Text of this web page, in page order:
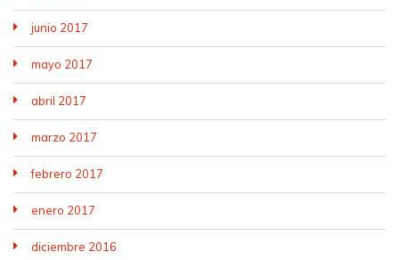
junio 2017
mayo 2017
abril 2017
marzo 2017
febrero 2017
enero 2017
diciembre 2016